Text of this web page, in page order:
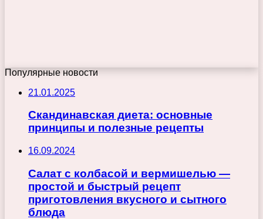
Популярные новости
21.01.2025
Скандинавская диета: основные
принципы и полезные рецепты
16.09.2024
Салат с колбасой и вермишелью —
простой и быстрый рецепт
приготовления вкусного и сытного
блюда